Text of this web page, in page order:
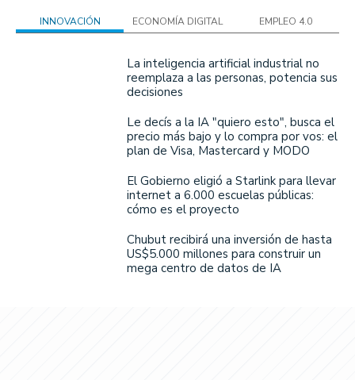
INNOVACIÓN ECONOMÍA DIGITAL EMPLEO 4.0
La inteligencia artificial industrial no
reemplaza a las personas, potencia sus
decisiones
Le decís a la IA "quiero esto", busca el
precio más bajo y lo compra por vos: el
plan de Visa, Mastercard y MODO
El Gobierno eligió a Starlink para llevar
internet a 6.000 escuelas públicas:
cómo es el proyecto
Chubut recibirá una inversión de hasta
US$5.000 millones para construir un
mega centro de datos de IA